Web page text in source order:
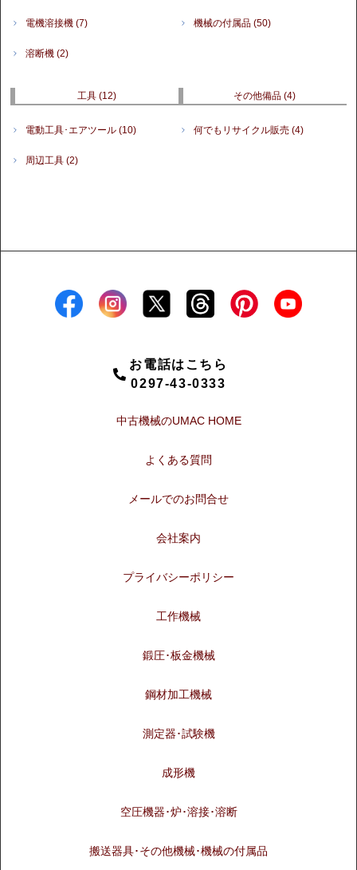
電機溶接機(7)
溶断機(2)
機械の付属品 (50)
工具(12)
電動工具･エアツール(10)
周辺工具(2)
その他備品(4)
何でもリサイクル販売 (4)
お電話はこちら
0297-43-0333
中古機械のUMAC HOME
よくある質問
メールでのお問合せ
会社案内
プライバシーポリシー
工作機械
鍛圧･板金機械
鋼材加工機械
測定器･試験機
成形機
空圧機器･炉･溶接･溶断
搬送器具･その他機械･機械の付属品